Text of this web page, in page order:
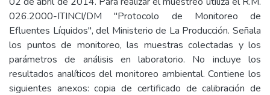
026.2000-ITINCI/DM "Protocolo de Monitoreo de
Efluentes Líquidos", del Ministerio de La Producción. Señala
los puntos de monitoreo, las muestras colectadas y los
parámetros de análisis en laboratorio. No incluye los
resultados analíticos del monitoreo ambiental. Contiene los
siguientes anexos: copia de certificado de calibración de